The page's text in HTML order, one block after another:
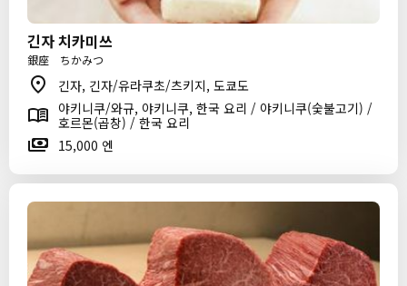
긴자 치카미쓰
銀座 ちかみつ
긴자, 긴자/유라쿠초/츠키지, 도쿄도
야키니쿠/와규, 야키니쿠, 한국 요리 / 야키니쿠(숯불고기) /
호르몬(곱창) / 한국 요리
15,000 엔